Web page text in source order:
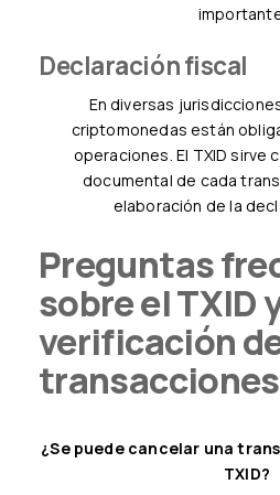
Declaración fiscal
En diversas jurisdicciones, los titulares de
criptomonedas están
operaciones. El TXID sirve
documental de cada
elaboración de la
Preguntas frecuentes
sobre el TXID
verificación
transacciones
¿Se puede cancelar una transacción conociendo el
TXID?